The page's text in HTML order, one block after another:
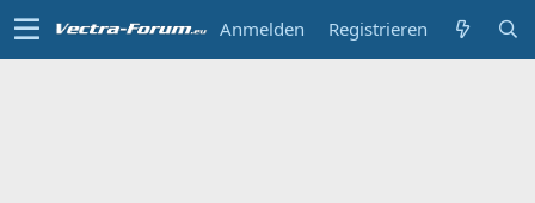
Anmelden Registrieren